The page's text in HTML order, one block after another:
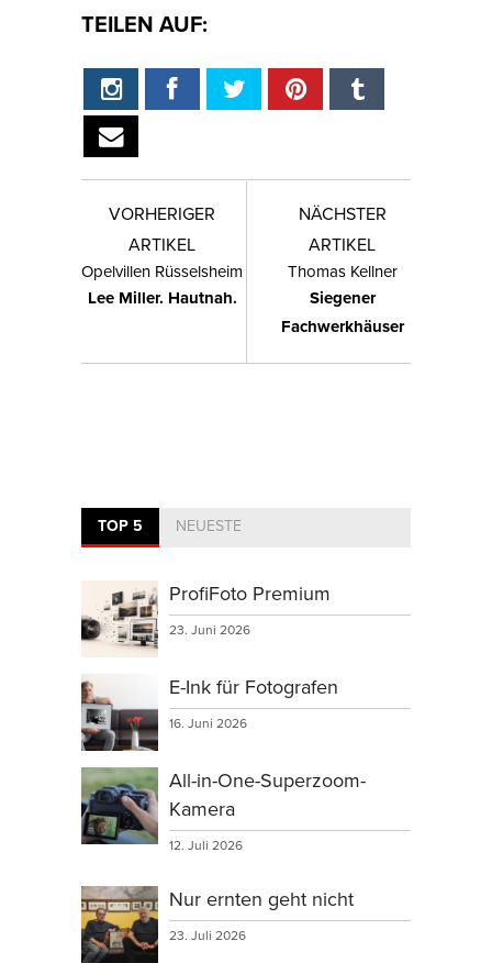
TEILEN AUF:
VORHERIGER
ARTIKEL
Opelvillen Rüsselsheim
Lee Miller. Hautnah.
NÄCHSTER
ARTIKEL
Thomas Kellner
Siegener
Fachwerkhäuser
TOP 5 NEUESTE
ProfiFoto Premium
23. Juni 2026
E-Ink für Fotografen
16. Juni 2026
All-in-One-Superzoom-
Kamera
12. Juli 2026
Nur ernten geht nicht
23. Juli 2026